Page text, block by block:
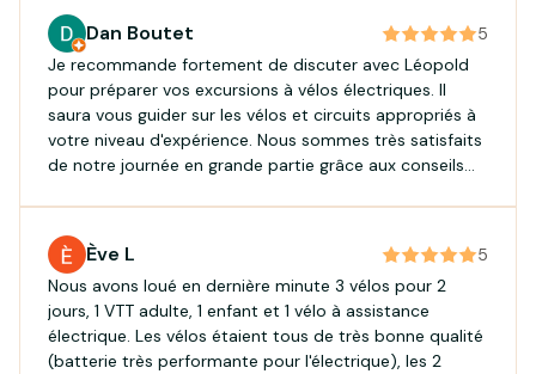
Dan Boutet
5
Je recommande fortement de discuter avec Léopold
pour préparer vos excursions à vélos électriques. Il
saura vous guider sur les vélos et circuits appropriés à
votre niveau d'expérience. Nous sommes très satisfaits
de notre journée en grande partie grâce aux conseils
Ève L
5
Nous avons loué en dernière minute 3 vélos pour 2
jours, 1 VTT adulte, 1 enfant et 1 vélo à assistance
électrique. Les vélos étaient tous de très bonne qualité
(batterie très performante pour l'électrique), les 2